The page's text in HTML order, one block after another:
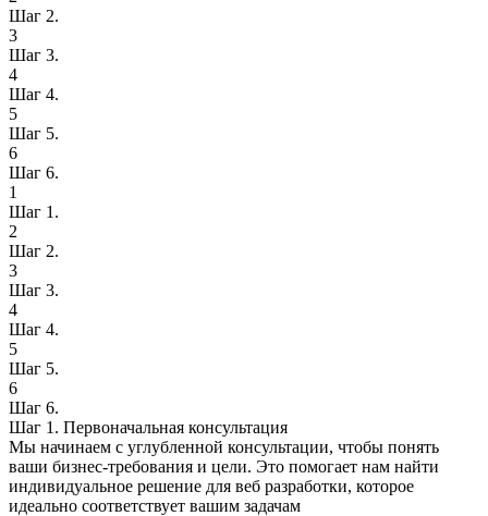
Шаг 2.
3
Шаг 3.
4
Шаг 4.
5
Шаг 5.
6
Шаг 6.
1
Шаг 1.
2
Шаг 2.
3
Шаг 3.
4
Шаг 4.
5
Шаг 5.
6
Шаг 6.
Шаг 1. Первоначальная консультация
Мы начинаем с углубленной консультации, чтобы понять
ваши бизнес-требования и цели. Это помогает нам найти
индивидуальное решение для веб разработки, которое
идеально соответствует вашим задачам